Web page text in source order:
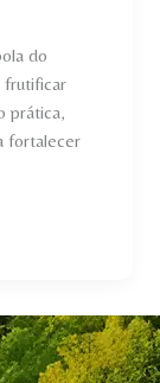
do
frutificar
prática,
fortalecer